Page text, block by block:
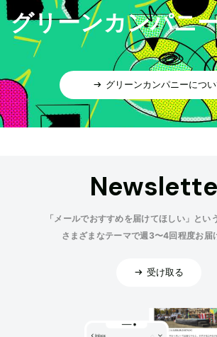
グリーンカンパニ
グリーンカンパニーにつ
「メールでおすすめを届けてほしい」とい
さまざまなテーマで週3〜4回程度お届
受け取る